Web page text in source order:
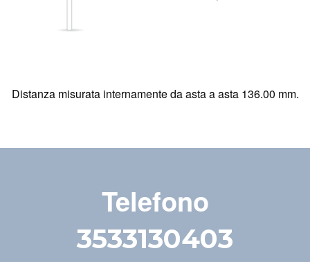
Distanza misurata internamente da asta a asta 136.00 mm.
Telefono
3533130403